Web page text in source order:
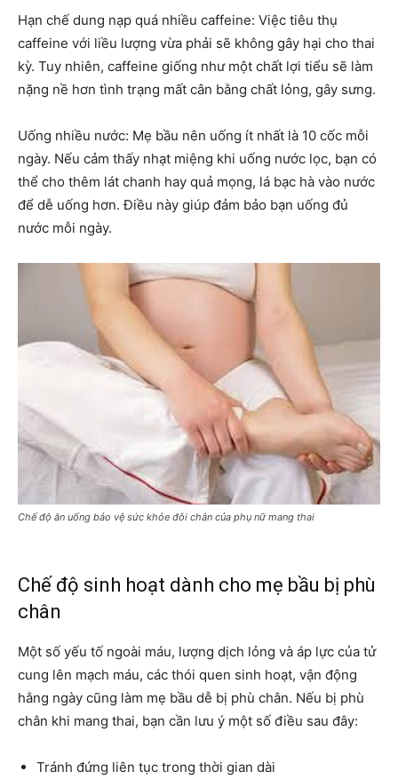
Hạn chế dung nạp quá nhiều caffeine: Việc tiêu thụ
caffeine với liều lượng vừa phải sẽ không gây hại cho thai
kỳ. Tuy nhiên, caffeine giống như một chất lợi tiểu sẽ làm
nặng nề hơn tình trạng mất cân bằng chất lỏng, gây sưng.
Uống nhiều nước: Mẹ bầu nên uống ít nhất là 10 cốc mỗi
ngày. Nếu cảm thấy nhạt miệng khi uống nước lọc, bạn có
thể cho thêm lát chanh hay quả mọng, lá bạc hà vào nước
để dễ uống hơn. Điều này giúp đảm bảo bạn uống đủ
nước mỗi ngày.
Chế độ ăn uống bảo vệ sức khỏe đôi chân của phụ nữ mang thai
Chế độ sinh hoạt dành cho mẹ bầu bị phù
chân
Một số yếu tố ngoài máu, lượng dịch lỏng và áp lực của tử
cung lên mạch máu, các thói quen sinh hoạt, vận động
hằng ngày cũng làm mẹ bầu dễ bị phù chân. Nếu bị phù
chân khi mang thai, bạn cần lưu ý một số điều sau đây:
Tránh đứng liên tục trong thời gian dài